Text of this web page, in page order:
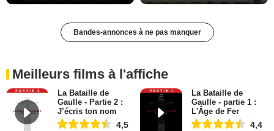
Bandes-annonces à ne pas manquer
Meilleurs films à l'affiche
La Bataille de
Gaulle - Partie 2 :
J’écris ton nom
4,5
La Bataille de
Gaulle - partie 1 :
L'Âge de Fer
4,4